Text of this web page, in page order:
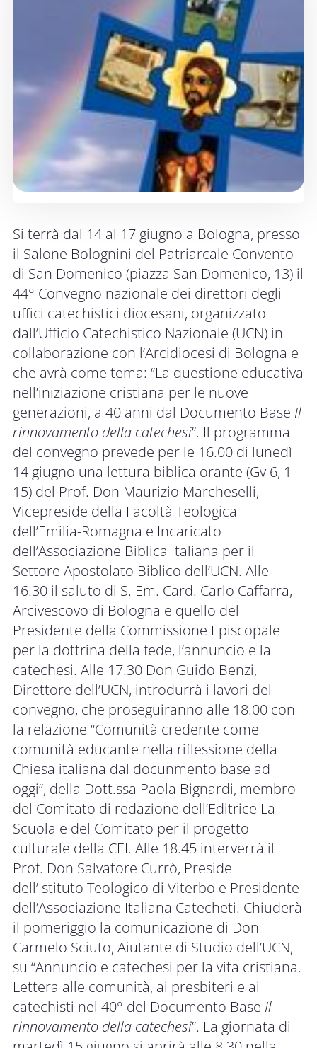
Si terrà dal 14 al 17 giugno a Bologna, presso
il Salone Bolognini del Patriarcale Convento
di San Domenico (piazza San Domenico, 13) il
44° Convegno nazionale dei direttori degli
uffici catechistici diocesani, organizzato
dall’Ufficio Catechistico Nazionale (UCN) in
collaborazione con l’Arcidiocesi di Bologna e
che avrà come tema: “La questione educativa
nell’iniziazione cristiana per le nuove
generazioni, a 40 anni dal Documento Base Il
rinnovamento della catechesi”. Il programma
del convegno prevede per le 16.00 di lunedì
14 giugno una lettura biblica orante (Gv 6, 1-
15) del Prof. Don Maurizio Marcheselli,
Vicepreside della Facoltà Teologica
dell’Emilia-Romagna e Incaricato
dell’Associazione Biblica Italiana per il
Settore Apostolato Biblico dell’UCN. Alle
16.30 il saluto di S. Em. Card. Carlo Caffarra,
Arcivescovo di Bologna e quello del
Presidente della Commissione Episcopale
per la dottrina della fede, l’annuncio e la
catechesi. Alle 17.30 Don Guido Benzi,
Direttore dell’UCN, introdurrà i lavori del
convegno, che proseguiranno alle 18.00 con
la relazione “Comunità credente come
comunità educante nella riflessione della
Chiesa italiana dal docunmento base ad
oggi”, della Dott.ssa Paola Bignardi, membro
del Comitato di redazione dell’Editrice La
Scuola e del Comitato per il progetto
culturale della CEI. Alle 18.45 interverrà il
Prof. Don Salvatore Currò, Preside
dell’Istituto Teologico di Viterbo e Presidente
dell’Associazione Italiana Catecheti. Chiuderà
il pomeriggio la comunicazione di Don
Carmelo Sciuto, Aiutante di Studio dell’UCN,
su “Annuncio e catechesi per la vita cristiana.
Lettera alle comunità, ai presbiteri e ai
catechisti nel 40° del Documento Base Il
rinnovamento della catechesi”. La giornata di